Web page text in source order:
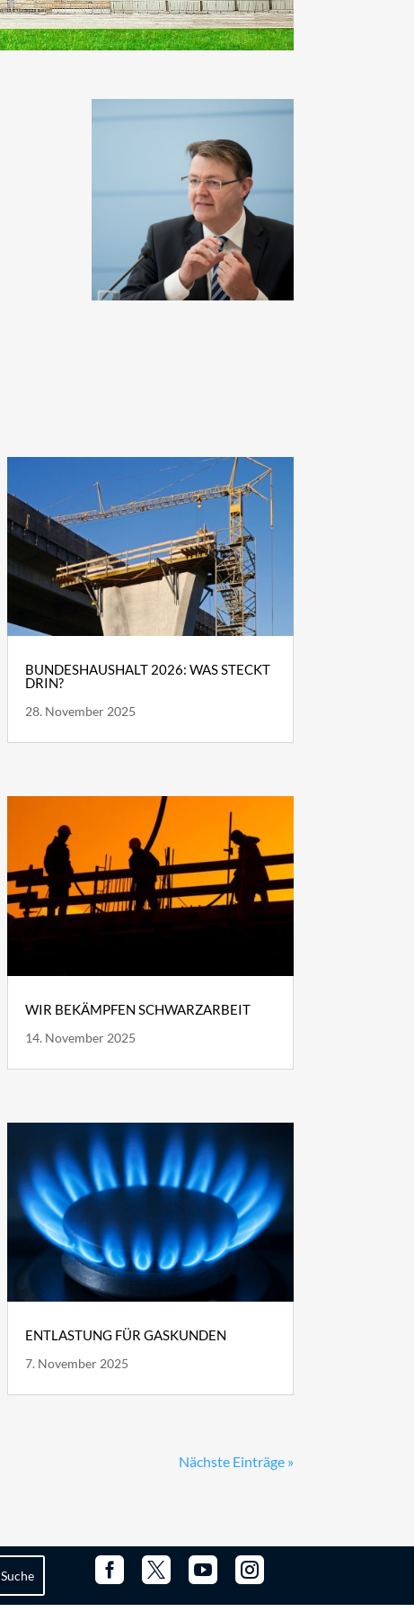
BUNDESHAUSHALT 2026: WAS STECKT
DRIN?
28. November 2025
WIR BEKÄMPFEN SCHWARZARBEIT
14. November 2025
ENTLASTUNG FÜR GASKUNDEN
7. November 2025
Nächste Einträge »



